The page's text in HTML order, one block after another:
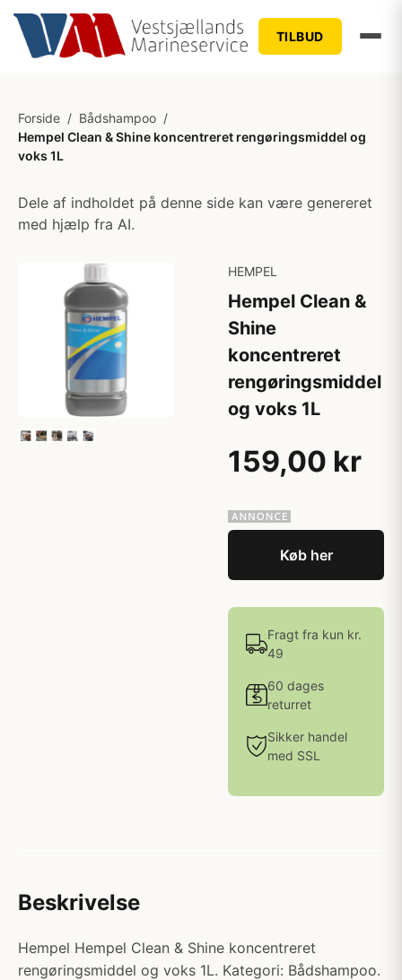
TILBUD
Forside / Bådshampoo /
Hempel Clean & Shine koncentreret rengøringsmiddel og
voks 1L
Dele af indholdet på denne side kan være genereret
med hjælp fra AI.
HEMPEL
Hempel Clean &
Shine
koncentreret
rengøringsmiddel
og voks 1L
159,00 kr
Køb her
Fragt fra kun kr.
49
60 dages
returret
Sikker handel
med SSL
Beskrivelse
Hempel Hempel Clean & Shine koncentreret
rengøringsmiddel og voks 1L. Kategori: Bådshampoo.